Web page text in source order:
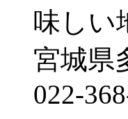
味しい
宮城県
022-